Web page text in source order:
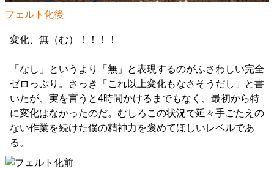
フェルト化後
変化、無（む）！！！！
「なし」というより「無」と表現するのがふさわしい完全
ゼロっぷり。さっき「これ以上変化もなさそうだし」と書
いたが、実を言うと4時間かけるまでもなく、最初から特
に変化はなかったのだ。むしろこの状況で延々手ごたえの
ない作業を続けた僕の精神力を褒めてほしいレベルであ
る。